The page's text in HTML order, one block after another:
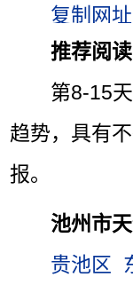
推荐阅读
第8-15
趋势，具有
报。
池州市
贵池区